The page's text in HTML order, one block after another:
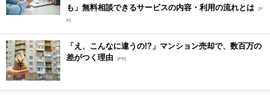
も」無料相談できるサービスの内容・利用の流れとは [P
R]
「え、こんなに違うの!?」マンション売却で、数百万の
差がつく理由 [PR]